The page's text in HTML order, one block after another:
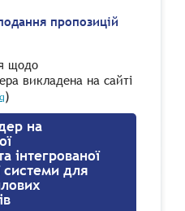
пропозицій
щодо
викладена на сайті
)
на
інтегрованої
системи для